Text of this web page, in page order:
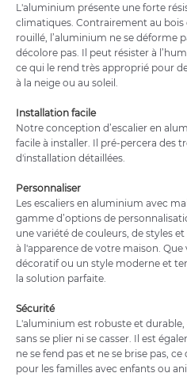
L'aluminium présente une forte
climatiques. Contrairement au
rouillé, l’aluminium ne se déforme
décolore pas. Il peut résister à
ce qui le rend très approprié pour
à la neige ou au soleil.
Installation facile
Notre conception d’escalier en
facile à installer. Il pré-percera des
d'installation détaillées.
Personnaliser
Les escaliers en aluminium avec
gamme d’options de
une variété de couleurs, de styles
à l'apparence de votre maison.
décoratif ou un style moderne et
la solution parfaite.
Sécurité
L'aluminium est robuste et durable,
sans se plier ni se casser. Il est
ne se fend pas et ne se brise pas,
pour les familles avec enfants ou